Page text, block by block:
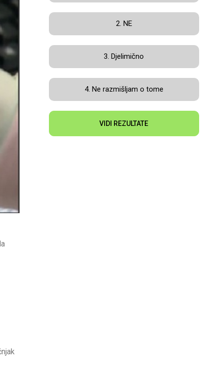
2. NE
3. Djelimično
4. Ne razmišljam o tome
VIDI REZULTATE